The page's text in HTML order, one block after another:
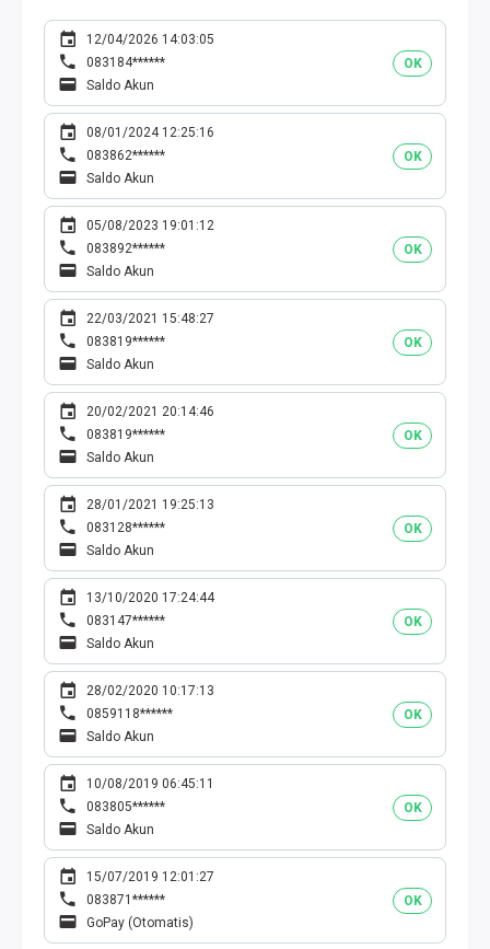
OK
12/04/2026 14:03:05
083184******
Saldo Akun
OK
08/01/2024 12:25:16
083862******
Saldo Akun
OK
05/08/2023 19:01:12
083892******
Saldo Akun
OK
22/03/2021 15:48:27
083819******
Saldo Akun
OK
20/02/2021 20:14:46
083819******
Saldo Akun
OK
28/01/2021 19:25:13
083128******
Saldo Akun
OK
13/10/2020 17:24:44
083147******
Saldo Akun
OK
28/02/2020 10:17:13
0859118******
Saldo Akun
OK
10/08/2019 06:45:11
083805******
Saldo Akun
OK
15/07/2019 12:01:27
083871******
GoPay (Otomatis)